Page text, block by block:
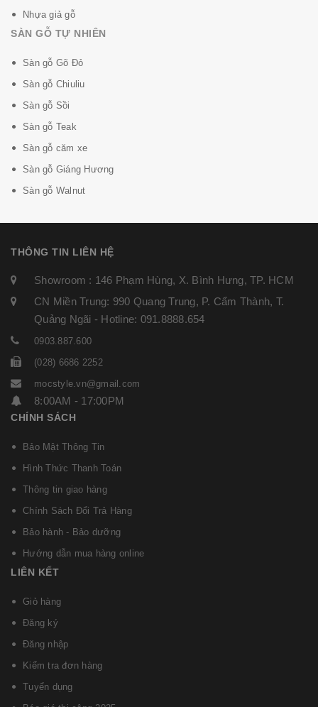
Nhựa giả gỗ
SÀN GỖ TỰ NHIÊN
Sàn gỗ Gõ Đỏ
Sàn gỗ Chiuliu
Sàn gỗ Sồi
Sàn gỗ Teak
Sàn gỗ căm xe
Sàn gỗ Giáng Hương
Sàn gỗ Walnut
THÔNG TIN LIÊN HỆ
Showroom : 146 Phạm Hùng, X. Bình Hưng, TP. HCM
CN Miền Trung: 990 Quang Trung, P. Cẩm Thành, T.
Quảng Ngãi - Hotline: 091.8888.654
0903.887.600
(028) 6686 2252
mocstyle.vn@gmail.com
8:00AM - 17:00PM
CHÍNH SÁCH
Bảo Mật Thông Tin
Hình Thức Thanh Toán
Thông tin giao hàng
Chính Sách Đổi Trả Hàng
Bảo hành - Bảo dưỡng
Hướng dẫn mua hàng online
LIÊN KẾT
Giỏ hàng
Đăng ký
Đăng nhập
Kiểm tra đơn hàng
Tuyển dụng